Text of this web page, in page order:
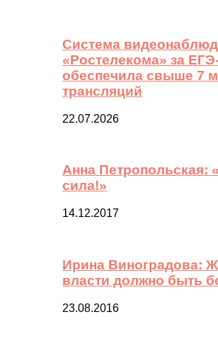
Система
«Ростелекома» за
обеспечила свыше 7
трансляций
22.07.2026
Анна Петропольская:
сила!»
14.12.2017
Ирина Виноградова:
власти должно быть
23.08.2016